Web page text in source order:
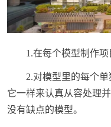
1.在每个模型制作项
2.对模型里的每个
它一样来认真从容处理
没有缺点的模型。